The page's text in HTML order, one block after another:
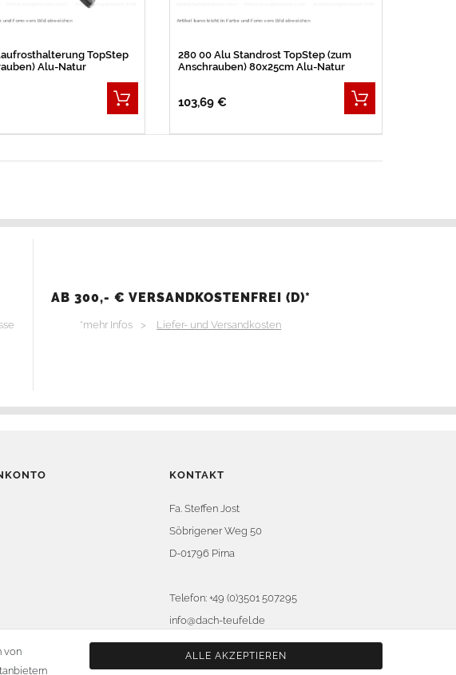
TopStep
Alu-Natur
280 00 Alu Standrost TopStep (zum
Anschrauben) 80x25cm Alu-Natur
103,69 €
AB 300,- € VERSANDKOSTENFREI (D)*
*mehr Infos > Liefer- und Versandkosten
KONTAKT
Fa. Steffen Jost
Söbrigener Weg 50
D-01796 Pirna
Telefon: +49 (0)3501 507295
info@dach-teufel.de
von
ALLE AKZEPTIEREN